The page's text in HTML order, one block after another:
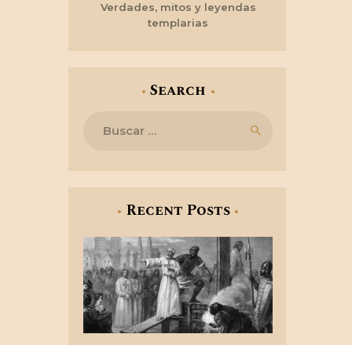
Verdades, mitos y leyendas
templarias
Search
Recent Posts